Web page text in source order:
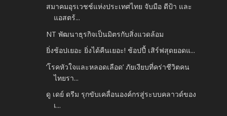
สมาคมอุรเวชช์แห่งประเทศไทย จับมือ ดีป้า และ
แอสตร้...
NT พัฒนาธุรกิจเป็นมิตรกับสิ่งแวดล้อม
ยิ่งช้อปเยอะ ยิ่งได้คืนเยอะ! ช้อปปี้ เสิร์ฟสุดยอดแ...
‘โรคหัวใจและหลอดเลือด’ ภัยเงียบที่คร่าชีวิตคน
ไทยรา...
ดู เดย์ ดรีม รุกขับเคลื่อนองค์กรสู่ระบบคลาวด์ของ
เ...